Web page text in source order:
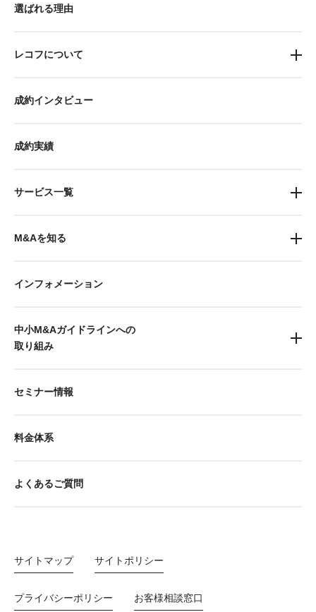
選ばれる理由
レコフについて
成約インタビュー
成約実績
サービス一覧
M&Aを知る
インフォメーション
中小M&Aガイドラインへの
取り組み
セミナー情報
料金体系
よくあるご質問
サイトマップ サイトポリシー
プライバシーポリシー お客様相談窓口